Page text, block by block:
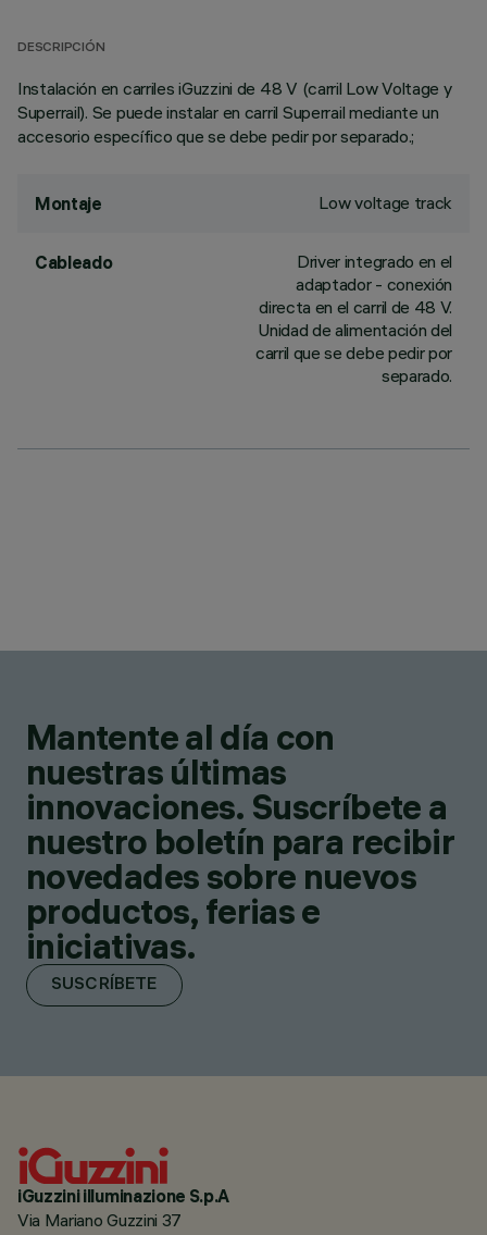
DESCRIPCIÓN
Instalación en carriles iGuzzini de 48 V (carril Low Voltage y
Superrail). Se puede instalar en carril Superrail mediante un
accesorio específico que se debe pedir por separado.;
Montaje Low voltage track
Cableado
Driver integrado en el
adaptador - conexión
directa en el carril de 48 V.
Unidad de alimentación del
carril que se debe pedir por
separado.
Mantente al día con
nuestras últimas
innovaciones. Suscríbete a
nuestro boletín para recibir
novedades sobre nuevos
productos, ferias e
iniciativas.
SUSCRÍBETE
iGuzzini illuminazione S.p.A
Via Mariano Guzzini 37